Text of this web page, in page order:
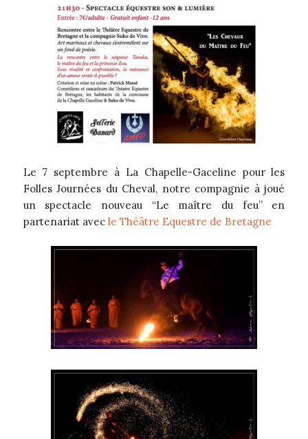
Le 7 septembre à La Chapelle-Gaceline pour les
Folles Journées du Cheval, notre compagnie à joué
un spectacle nouveau “Le maître du feu” en
partenariat avec le Théâtre Equestre de Bretagne